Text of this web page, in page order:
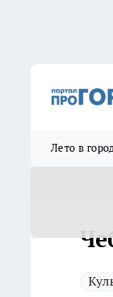
Лето в